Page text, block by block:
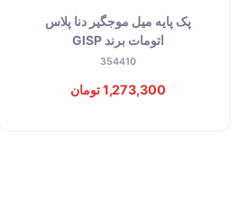
پک پایه میل موجگیر دنا پلاس
اتومات برند GISP
354410
1,273,300 تومان